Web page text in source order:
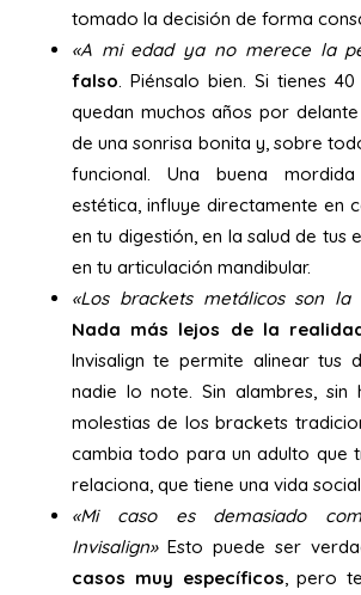
tomado la decisión de forma
«A mi edad ya no merece la
falso. Piénsalo bien. Si tienes
quedan muchos años por
de una sonrisa bonita y, sobre
funcional. Una buena
estética, influye directamente en
en tu digestión, en la salud de tus
en tu articulación mandibular.
«Los brackets metálicos son la
Nada más lejos de la
Invisalign te permite alinear tus
nadie lo note. Sin alambres, sin
molestias de los brackets
cambia todo para un adulto que
relaciona, que tiene una vida
«Mi caso es demasiado
Invisalign»Esto puede ser
casos muy específicos, pero